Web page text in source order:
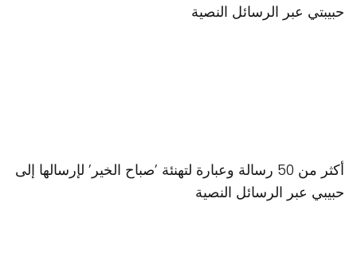
حبيبتي عبر الرسائل النصية
أكثر من 50 رسالة وعبارة لتهنئة ʼصباح الخيرʼ لإرسالها إلى
حبيبي عبر الرسائل النصية